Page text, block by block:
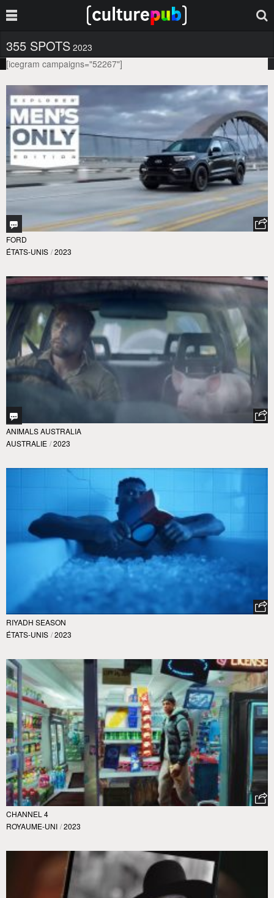
355 SPOTS 2023
[icegram campaigns="52267"]
FORD
ÉTATS-UNIS / 2023
ANIMALS AUSTRALIA
AUSTRALIE / 2023
RIYADH SEASON
ÉTATS-UNIS / 2023
CHANNEL 4
ROYAUME-UNI / 2023